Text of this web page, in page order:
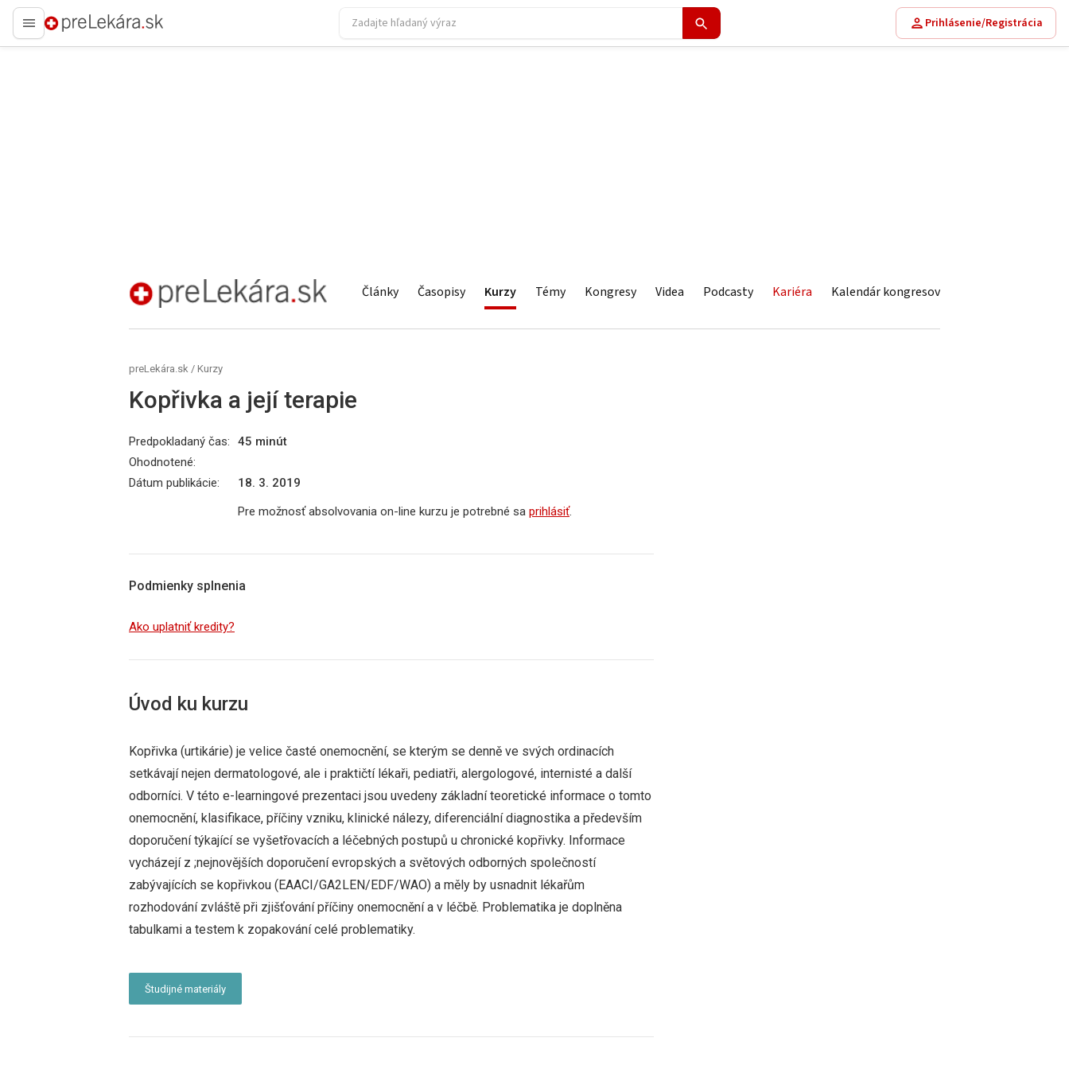
preLekára.sk
Prihlásenie/Registrácia
preLekára.sk Články Časopisy Kurzy Témy Kongresy Videa Podcasty Kariéra Kalendár kongresov
preLekára.sk / Kurzy
Kopřivka a její terapie
Predpokladaný čas:
45 minút
Ohodnotené:
Dátum publikácie:
18. 3. 2019
Pre možnosť absolvovania on-line kurzu je potrebné sa prihlásiť.
Podmienky splnenia
Ako uplatniť kredity?
Úvod ku kurzu
Kopřivka (urtikárie) je velice časté onemocnění, se kterým se denně ve svých ordinacích
setkávají nejen dermatologové, ale i praktičtí lékaři, pediatři, alergologové, internisté a další
odborníci. V této e-learningové prezentaci jsou uvedeny základní teoretické informace o tomto
onemocnění, klasifikace, příčiny vzniku, klinické nálezy, diferenciální diagnostika a především
doporučení týkající se vyšetřovacích a léčebných postupů u chronické kopřivky. Informace
vycházejí z ;nejnovějších doporučení evropských a světových odborných společností
zabývajících se kopřivkou (EAACI/GA2LEN/EDF/WAO) a měly by usnadnit lékařům
rozhodování zvláště při zjišťování příčiny onemocnění a v léčbě. Problematika je doplněna
tabulkami a testem k zopakování celé problematiky.
Študijné materiály